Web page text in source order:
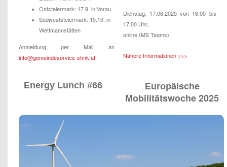
Oststeiermark: 17.9. in Vorau
Südweststeiermark: 15.10. in
Wettmannstätten
Anmeldung per Mail an
info@gemeindeservice-stmk.at
Dienstag, 17.06.2025 von 16:00 bis
17:00 Uhr,
online (MS Teams)
Nähere Informationen >>>
Energy Lunch #66 Europäische
Mobilitätswoche 2025